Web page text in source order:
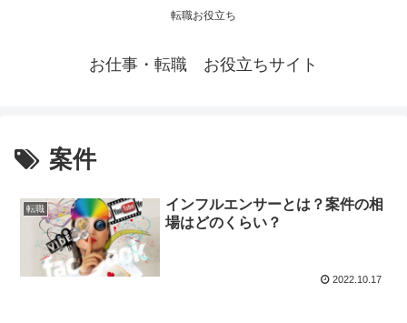
転職お役立ち
お仕事・転職 お役立ちサイト
案件
転職
インフルエンサーとは？案件の相
場はどのくらい？
2022.10.17